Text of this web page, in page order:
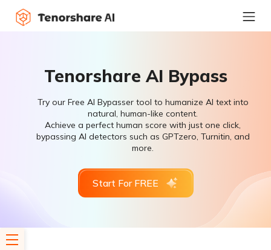
Tenorshare AI Bypass
Try our Free AI Bypasser tool to humanize AI text into
natural, human-like content.
Achieve a perfect human score with just one click,
bypassing AI detectors such as GPTzero, Turnitin, and
more.
Start For FREE